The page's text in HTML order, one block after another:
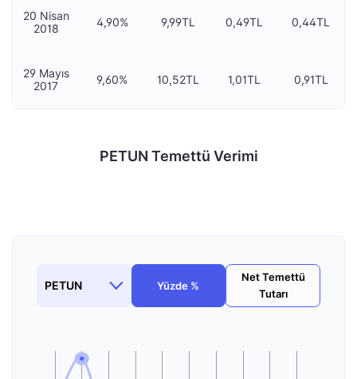
20 Nisan
2018
4,90% 9,99TL 0,49TL 0,44TL
29 Mayıs
2017
9,60% 10,52TL 1,01TL 0,91TL
PETUN Temettü Verimi
Yüzde %
Net Temettü
Tutarı